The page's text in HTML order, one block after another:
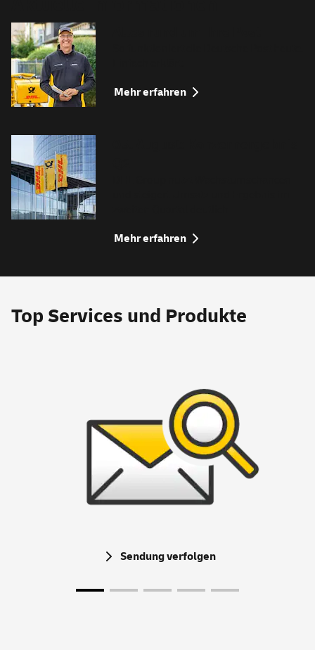
Mehr erfahren
Mehr erfahren
Top Services und Produkte
Sendung verfolgen